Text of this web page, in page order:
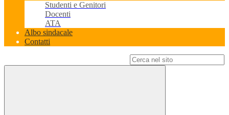
Studenti e Genitori
Docenti
ATA
Albo sindacale
Contatti